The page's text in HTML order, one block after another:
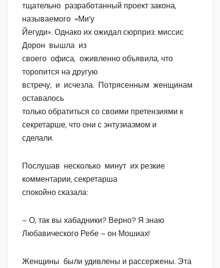
тщательно разработанный проект закона,
называемого «Ми’у
Йегуди». Однако их ожидал сюрприз: миссис
Дорон вышла из
своего офиса, оживленно объявила, что
торопится на другую
встречу, и исчезла. Потрясенным женщинам
оставалось
только обратиться со своими претензиями к
секретарше, что они с энтузиазмом и
сделали.
Послушав несколько минут их резкие
комментарии, секретарша
спокойно сказала:
– О, так вы хабадники? Верно? Я знаю
Любавического Ребе – он Мошиах!
Женщины были удивлены и рассержены. Эта